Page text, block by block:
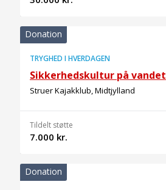
Donation
TRYGHED I HVERDAGEN
Sikkerhedskultur på vandet
Struer Kajakklub, Midtjylland
Tildelt støtte
7.000 kr.
Donation